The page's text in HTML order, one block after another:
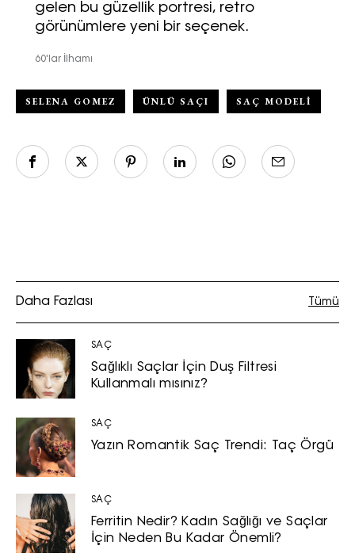
gelen bu güzellik portresi, retro
görünümlere yeni bir seçenek.
60'lar İlhamı
SELENA GOMEZ ÜNLÜ SAÇI SAÇ MODELI
Daha Fazlası Tümü
SAÇ
Sağlıklı Saçlar İçin Duş Filtresi
Kullanmalı mısınız?
SAÇ
Yazın Romantik Saç Trendi: Taç Örgü
SAÇ
Ferritin Nedir? Kadın Sağlığı ve Saçlar
İçin Neden Bu Kadar Önemli?